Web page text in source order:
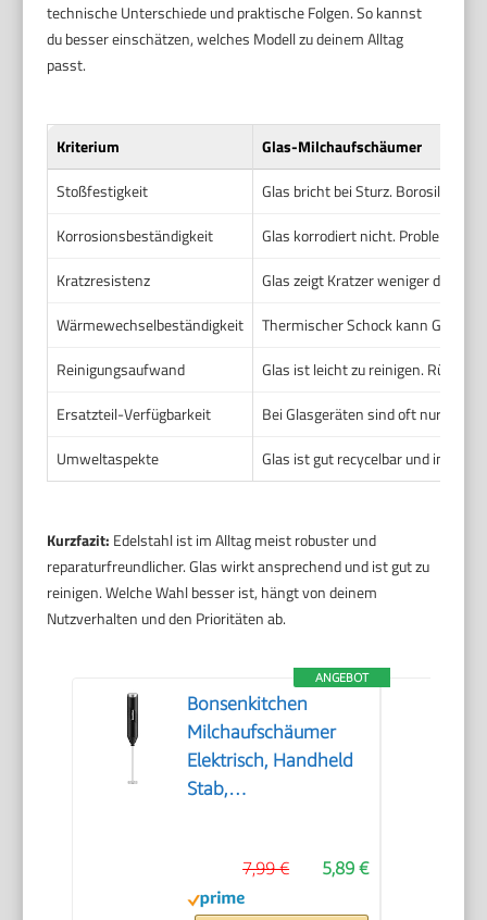
technische Unterschiede und praktische Folgen. So kannst
du besser einschätzen, welches Modell zu deinem Alltag
passt.
Kriterium
Glas-Milchaufschäumer
Stoßfestigkeit
Glas bricht bei Sturz.
Korrosionsbeständigkeit
Glas korrodiert nicht.
Kratzresistenz
Glas zeigt Kratzer weniger
Wärmewechselbeständigkeit
Thermischer Schock kann Glas
Reinigungsaufwand
Glas ist leicht zu reinigen.
Ersatzteil-Verfügbarkeit
Bei Glasgeräten sind oft nur
Umweltaspekte
Glas ist gut recycelbar und inert.
Kurzfazit: Edelstahl ist im Alltag meist robuster und
reparaturfreundlicher. Glas wirkt ansprechend und ist gut zu
reinigen. Welche Wahl besser ist, hängt von deinem
Nutzverhalten und den Prioritäten ab.
ANGEBOT
Bonsenkitchen
Milchaufschäumer
Elektrisch, Handheld
Stab,
5,89 €
7,99 €